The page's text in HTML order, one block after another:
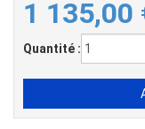
1 135,00
Quantité :